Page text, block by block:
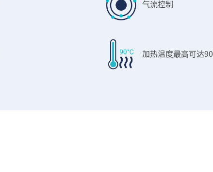
气流控制
加热温度最高可达